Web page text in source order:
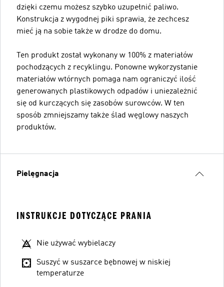
dzięki czemu możesz szybko uzupełnić paliwo.
Konstrukcja z wygodnej piki sprawia, że zechcesz
mieć ją na sobie także w drodze do domu.
Ten produkt został wykonany w 100% z materiałów
pochodzących z recyklingu. Ponowne wykorzystanie
materiałów wtórnych pomaga nam ograniczyć ilość
generowanych plastikowych odpadów i uniezależnić
się od kurczących się zasobów surowców. W ten
sposób zmniejszamy także ślad węglowy naszych
produktów.
Pielęgnacja
INSTRUKCJE DOTYCZĄCE PRANIA
Nie używać wybielaczy
Suszyć w suszarce bębnowej w niskiej
temperaturze